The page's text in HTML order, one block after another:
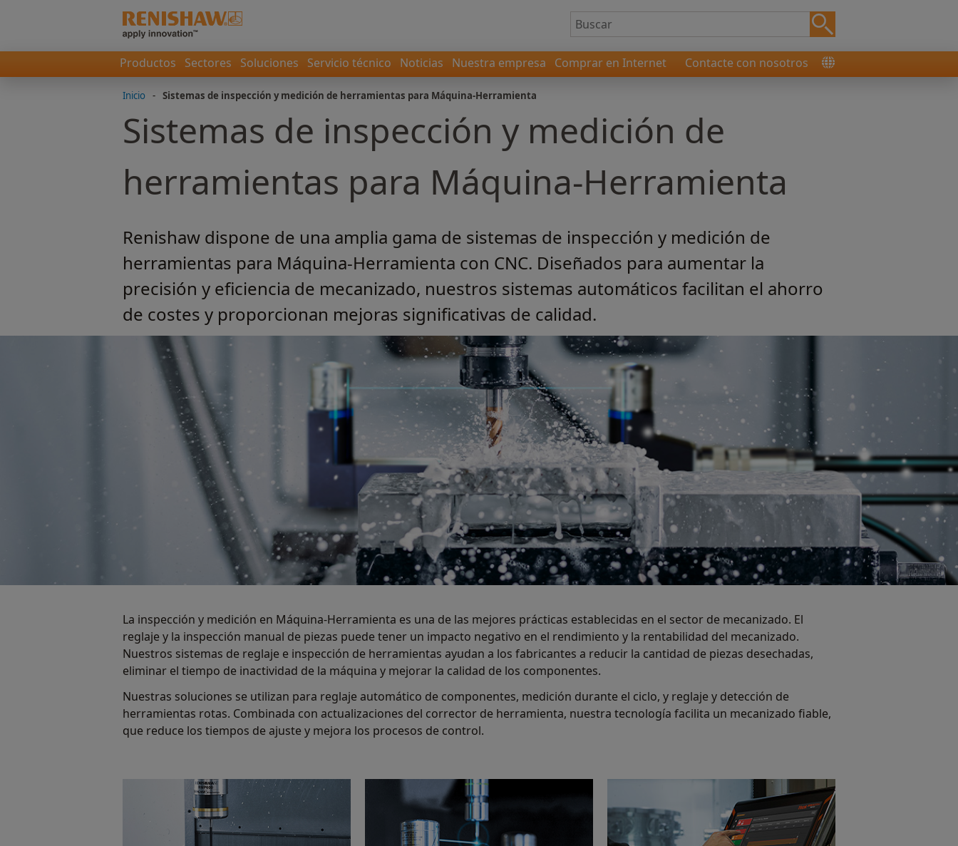
Productos Sectores Soluciones Servicio técnico Noticias Nuestra empresa Comprar en Internet Contacte con nosotros
Inicio - Sistemas de inspección y medición de herramientas para Máquina-Herramienta
Sistemas de inspección y medición de
herramientas para Máquina-Herramienta
Renishaw dispone de una amplia gama de sistemas de inspección y medición de
herramientas para Máquina-Herramienta con CNC. Diseñados para aumentar la
precisión y eficiencia de mecanizado, nuestros sistemas automáticos facilitan el ahorro
de costes y proporcionan mejoras significativas de calidad.
La inspección y medición en Máquina-Herramienta es una de las mejores prácticas establecidas en el sector de mecanizado. El
reglaje y la inspección manual de piezas puede tener un impacto negativo en el rendimiento y la rentabilidad del mecanizado.
Nuestros sistemas de reglaje e inspección de herramientas ayudan a los fabricantes a reducir la cantidad de piezas desechadas,
eliminar el tiempo de inactividad de la máquina y mejorar la calidad de los componentes.
Nuestras soluciones se utilizan para reglaje automático de componentes, medición durante el ciclo, y reglaje y detección de
herramientas rotas. Combinada con actualizaciones del corrector de herramienta, nuestra tecnología facilita un mecanizado fiable,
que reduce los tiempos de ajuste y mejora los procesos de control.